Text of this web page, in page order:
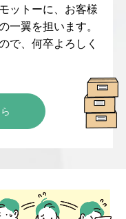
ットーに、 お客様
一翼を担います。
で、何卒よろしく